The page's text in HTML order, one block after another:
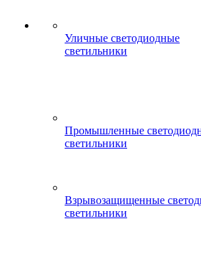
Уличные светодиодные
светильники
Промышленные
светильники
Взрывозащищенные
светильники